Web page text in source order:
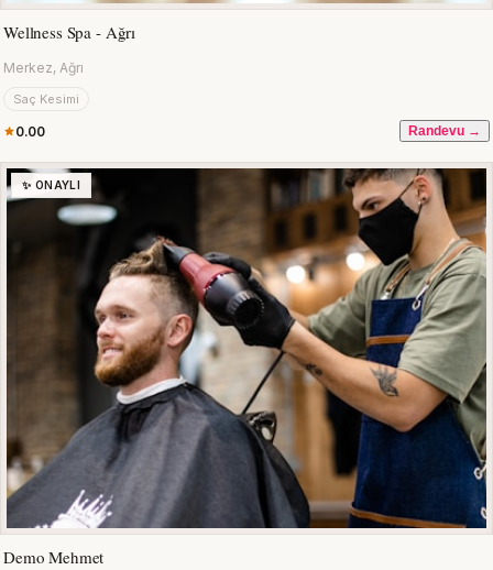
Wellness Spa - Ağrı
Merkez, Ağrı
Saç Kesimi
0.00 Randevu →
✨ ONAYLI
Demo Mehmet